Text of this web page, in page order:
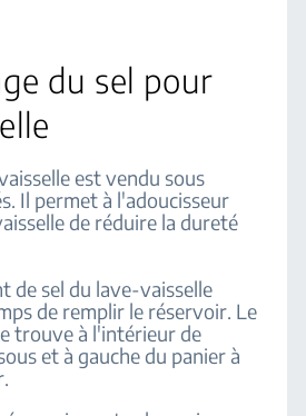
du sel pour
est vendu sous
Il permet à l'adoucisseur
de réduire la dureté
de sel du lave-vaisselle
de remplir le réservoir. Le
trouve à l'intérieur de
et à gauche du panier à